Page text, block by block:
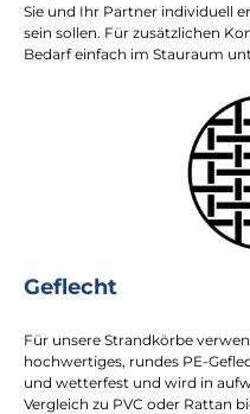
Sie und Ihr Partner individuell
sein sollen. Für zusätzlichen
Bedarf einfach im Stauraum
Geflecht
Für unsere Strandkörbe
hochwertiges, rundes PE-
und wetterfest und wird in
Vergleich zu PVC oder Rattan